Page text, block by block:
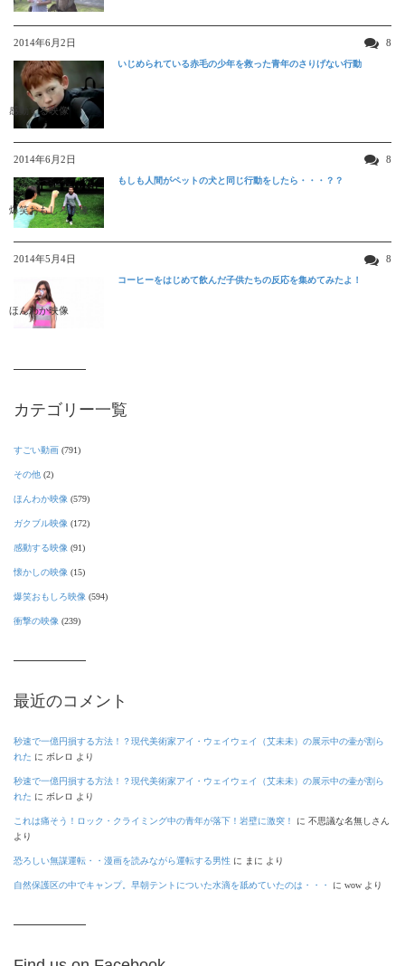
2014年6月2日 8
感動する映像
いじめられている赤毛の少年を救った青年のさりげない行動
2014年6月2日 8
爆笑おもしろ映像
もしも人間がペットの犬と同じ行動をしたら・・・？？
2014年5月4日 8
ほんわか映像
コーヒーをはじめて飲んだ子供たちの反応を集めてみたよ！
カテゴリー一覧
すごい動画 (791)
その他 (2)
ほんわか映像 (579)
ガクブル映像 (172)
感動する映像 (91)
懐かしの映像 (15)
爆笑おもしろ映像 (594)
衝撃の映像 (239)
最近のコメント
秒速で一億円損する方法！？現代美術家アイ・ウェイウェイ（艾未未）の展示中の壷が割ら
れた に ボレロ より
秒速で一億円損する方法！？現代美術家アイ・ウェイウェイ（艾未未）の展示中の壷が割ら
れた に ボレロ より
これは痛そう！ロック・クライミング中の青年が落下！岩壁に激突！ に 不思議な名無しさん
より
恐ろしい無謀運転・・漫画を読みながら運転する男性 に まに より
自然保護区の中でキャンプ。早朝テントについた水滴を舐めていたのは・・・ に wow より